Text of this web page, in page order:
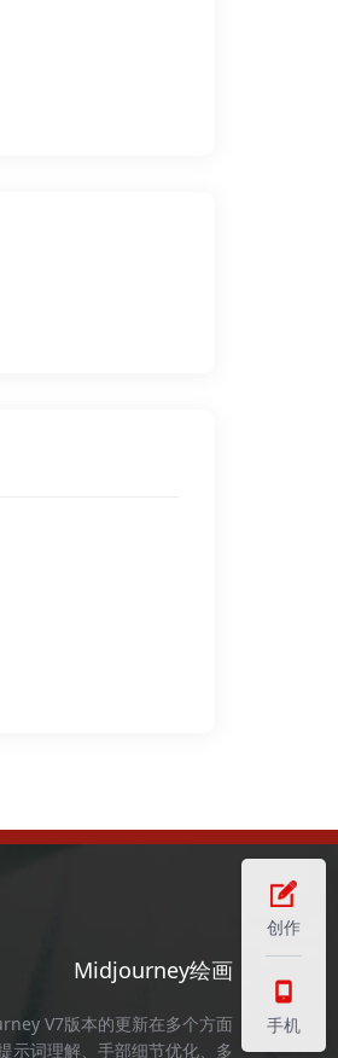
Midjourney绘画
V7版本的更新在多个方面
示词理解、手部细节优化、多
创作
手机